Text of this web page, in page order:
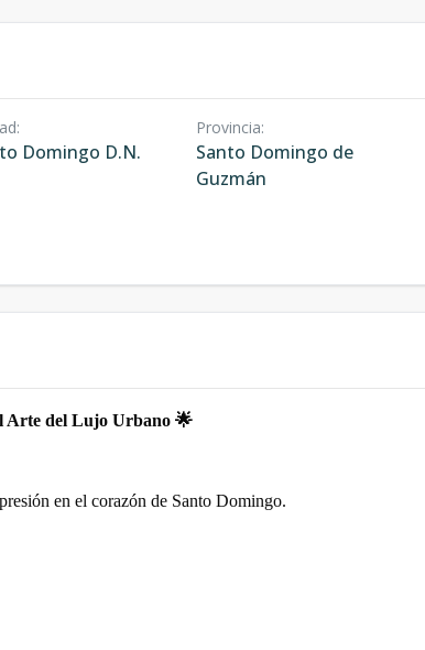
:
Domingo D.N.
Provincia:
Santo Domingo de
Guzmán
Arte del Lujo Urbano 🌟
en el corazón de Santo Domingo.